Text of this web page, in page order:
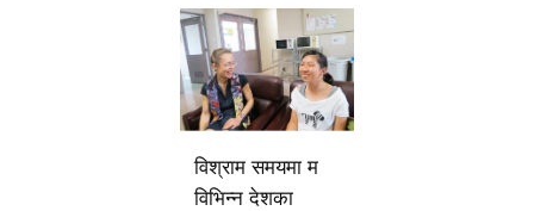
विश्राम समयमा म
विभिन्न देशका